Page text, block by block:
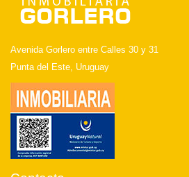
Avenida Gorlero entre Calles 30 y 31
Punta del Este, Uruguay